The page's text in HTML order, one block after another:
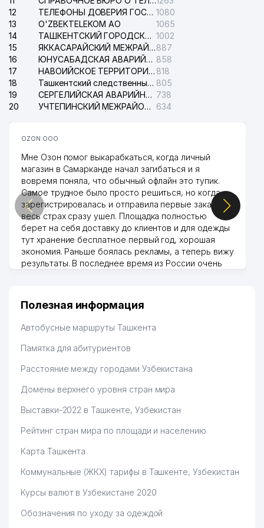
12
ТЕЛЕФОНЫ ДОВЕРИЯ ГОСУДАРСТВЕННОГО ЦЕНТРА ТЕСТИРОВАНИЯ 1080
13
O'ZBEKTELEKOM АО
1065
14
ТАШКЕНТСКИЙ ГОРОДСКОЙ СУД ПО ГРАЖДАНСКИМ ДЕЛАМ 1002
15
ЯККАСАРАЙСКИЙ МЕЖРАЙОННЫЙ СУД ПО ГРАЖДАНСКИМ ДЕЛАМ887
16
ЮНУСАБАДСКАЯ АВАРИЙНАЯ СЛУЖБА ЭЛЕКТРОСЕТИ 858
17
НАВОИЙСКОЕ ТЕРРИТОРИАЛЬНОЕ ПРЕДПРИЯТИЕ ЭЛЕКТРОСЕТИ АО 818
18
Ташкентский следственный изолятор 805
19
СЕРГЕЛИЙСКАЯ АВАРИЙНАЯ СЛУЖБА ЭЛЕКТРОСЕТИ 738
20
УЧТЕПИНСКИЙ МЕЖРАЙОННЫЙ СУД ПО ГРАЖДАНСКИМ ДЕЛАМ 634
OZON ООО
Мне Озон помог выкарабкаться, когда личный
магазин в Самарканде начал загибаться и я
вовремя поняла, что обычный офлайн это тупик.
Самое трудное было просто решиться, но когда
зарегистрировалась и отправила первые заказы,
весь страх сразу ушел. Площадка полностью
берет на себя доставку до клиентов и для одежды
тут хранение бесплатное первый год, хорошая
экономия. Раньше боялась рекламы, а теперь вижу
результаты. В последнее время из России очень
Hamida 03.08.2026 12:45:39
Полезная информация
Автобусные маршруты Ташкента
Памятка для абитуриентов
Расстояние между городами Узбекистана
Домены верхнего уровня стран мира
Выставки-2022 в Ташкенте, Узбекистан
Рейтинг стран мира по площади и населению
Карта Ташкента
Коммунальные (ЖКХ) тарифы в Ташкенте, Узбекистан
Курсы валют в Узбекистане 2020
Обозначения по уходу за одеждой